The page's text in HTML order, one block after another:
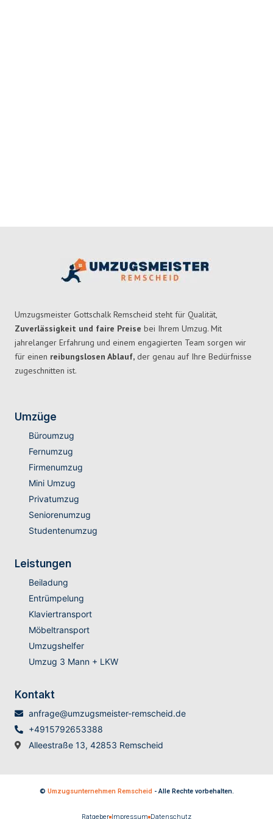
Umzugsmeister Gottschalk Remscheid steht für Qualität,
Zuverlässigkeit und faire Preise bei Ihrem Umzug. Mit
jahrelanger Erfahrung und einem engagierten Team sorgen wir
für einen reibungslosen Ablauf, der genau auf Ihre Bedürfnisse
zugeschnitten ist.
Umzüge
Büroumzug
Fernumzug
Firmenumzug
Mini Umzug
Privatumzug
Seniorenumzug
Studentenumzug
Leistungen
Beiladung
Entrümpelung
Klaviertransport
Möbeltransport
Umzugshelfer
Umzug 3 Mann + LKW
Kontakt
anfrage@umzugsmeister-remscheid.de
+4915792653388
Alleestraße 13, 42853 Remscheid
© Umzugsunternehmen Remscheid - Alle Rechte vorbehalten.